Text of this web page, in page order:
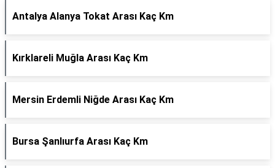
Antalya Alanya Tokat Arası Kaç Km
Kırklareli Muğla Arası Kaç Km
Mersin Erdemli Niğde Arası Kaç Km
Bursa Şanlıurfa Arası Kaç Km